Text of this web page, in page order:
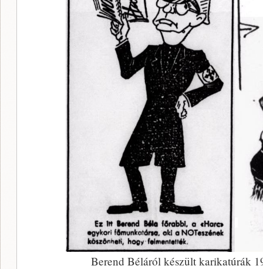
Berend Béláról készült karikatúrák